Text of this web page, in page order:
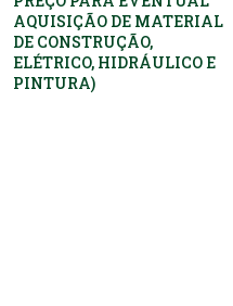
AQUISIÇÃO DE MATERIAL
DE CONSTRUÇÃO,
ELÉTRICO, HIDRÁULICO E
PINTURA)